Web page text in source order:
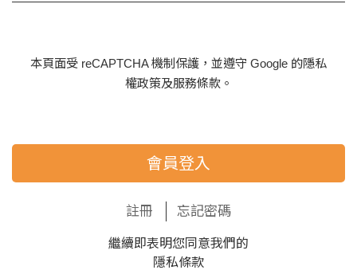
本頁面受 reCAPTCHA 機制保護，並遵守 Google 的隱私
權政策及服務條款。
會員登入
註冊 忘記密碼
繼續即表明您同意我們的
隱私條款